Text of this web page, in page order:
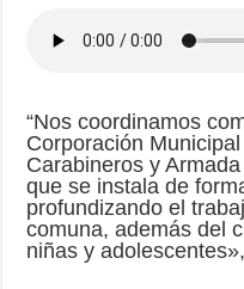
“Nos coordinamos
Corporación
Carabineros y
que se instala de
profundizando el
comuna, además del
niñas y